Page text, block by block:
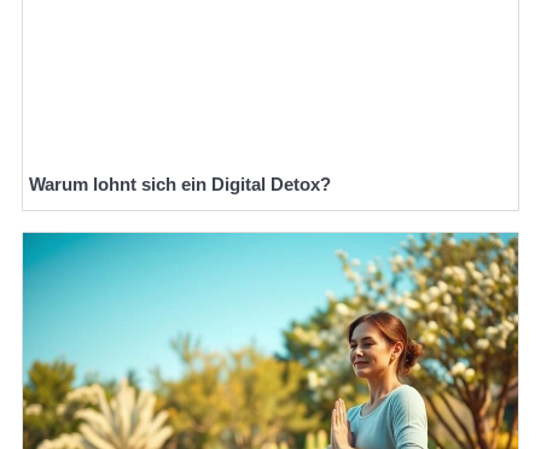
Warum lohnt sich ein Digital Detox?